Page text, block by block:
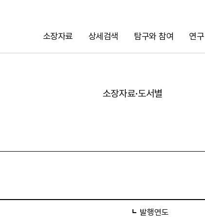
소장자료 상세검색 탐구와 참여 연구
검색
소장자료·도서별
발행연도